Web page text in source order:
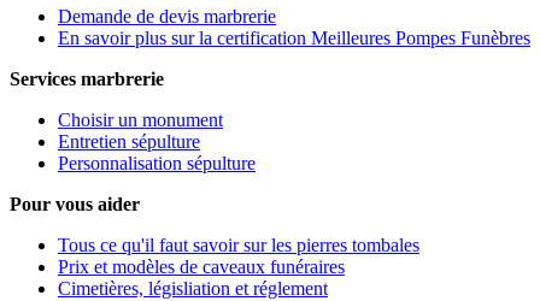
Demande de devis marbrerie
En savoir plus sur la certification Meilleures Pompes Funèbres
Services marbrerie
Choisir un monument
Entretien sépulture
Personnalisation sépulture
Pour vous aider
Tous ce qu'il faut savoir sur les pierres tombales
Prix et modèles de caveaux funéraires
Cimetières, législiation et réglement